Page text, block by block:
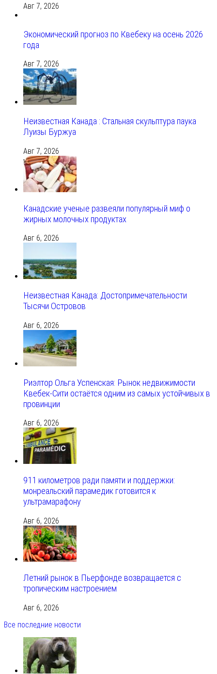
Авг 7, 2026
Экономический прогноз по Квебеку на осень 2026
года
Авг 7, 2026
Неизвестная Канада : Стальная скульптура паука
Луизы Буржуа
Авг 7, 2026
Канадские ученые развеяли популярный миф о
жирных молочных продуктах
Авг 6, 2026
Неизвестная Канада: Достопримечательности
Тысячи Островов
Авг 6, 2026
Риэлтор Ольга Успенская: Рынок недвижимости
Квебек-Сити остаётся одним из самых устойчивых в
провинции
Авг 6, 2026
911 километров ради памяти и поддержки:
монреальский парамедик готовится к
ультрамарафону
Авг 6, 2026
Летний рынок в Пьерфонде возвращается с
тропическим настроением
Авг 6, 2026
Все последние новости